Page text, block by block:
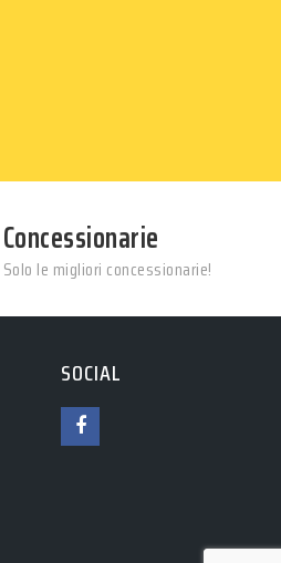
Concessionarie
Solo le migliori concessionarie!
SOCIAL